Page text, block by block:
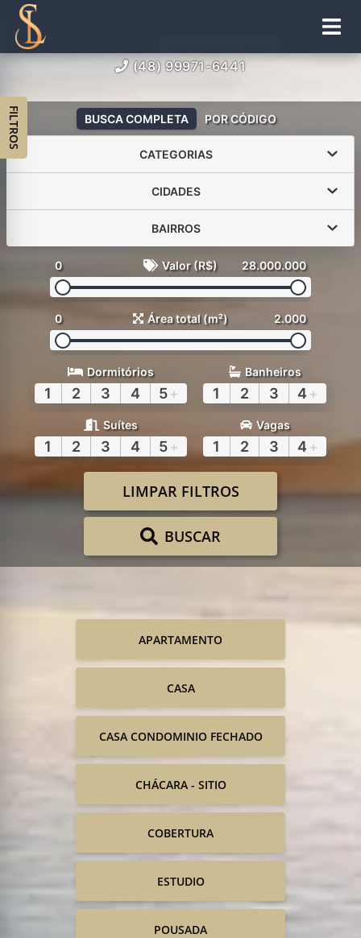
(48) 99971-6441
BUSCA COMPLETA POR CÓDIGO
CATEGORIAS
CIDADES
BAIRROS
0 Valor (R$) 28.000.000
0 Área total (m²) 2.000
Dormitórios
1 2 3 4 5+
Banheiros
1 2 3 4 +
Suítes
1 2 3 4 5+
Vagas
1 2 3 4 +
LIMPAR FILTROS
BUSCAR
APARTAMENTO
CASA
CASA CONDOMINIO FECHADO
CHÁCARA - SITIO
COBERTURA
ESTUDIO
POUSADA
FILTROS